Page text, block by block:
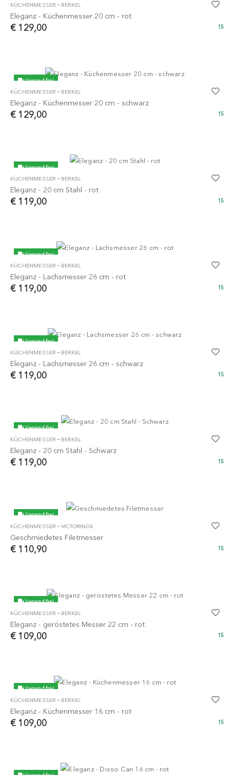
KÜCHENMESSER - BERKEL
Eleganz - Küchenmesser 20 cm - rot
€ 129,00 15
Versand frei
KÜCHENMESSER - BERKEL
Eleganz - Küchenmesser 20 cm - schwarz
€ 129,00 15
Versand frei
KÜCHENMESSER - BERKEL
Eleganz - 20 cm Stahl - rot
€ 119,00 15
Versand frei
KÜCHENMESSER - BERKEL
Eleganz - Lachsmesser 26 cm - rot
€ 119,00 15
Versand frei
KÜCHENMESSER - BERKEL
Eleganz - Lachsmesser 26 cm - schwarz
€ 119,00 15
Versand frei
KÜCHENMESSER - BERKEL
Eleganz - 20 cm Stahl - Schwarz
€ 119,00 15
Versand frei
KÜCHENMESSER -VICTORINOX
Geschmiedetes Filetmesser
€ 110,90 15
Versand frei
KÜCHENMESSER - BERKEL
Eleganz - geröstetes Messer 22 cm - rot
€ 109,00 15
Versand frei
KÜCHENMESSER - BERKEL
Eleganz - Küchenmesser 16 cm - rot
€ 109,00 15